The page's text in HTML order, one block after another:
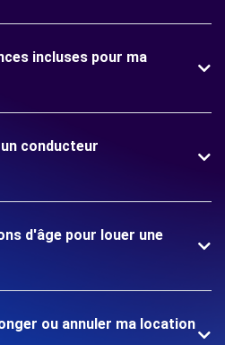
incluses pour ma
conducteur
d'âge pour louer une
ou annuler ma location